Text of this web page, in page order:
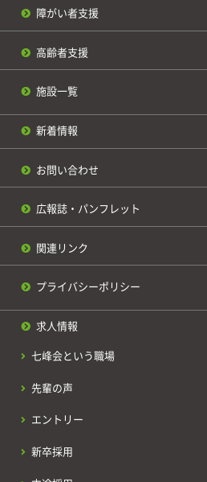
障がい者支援
高齢者支援
施設一覧
新着情報
お問い合わせ
広報誌・パンフレット
関連リンク
プライバシーポリシー
求人情報
七峰会という職場
先輩の声
エントリー
新卒採用